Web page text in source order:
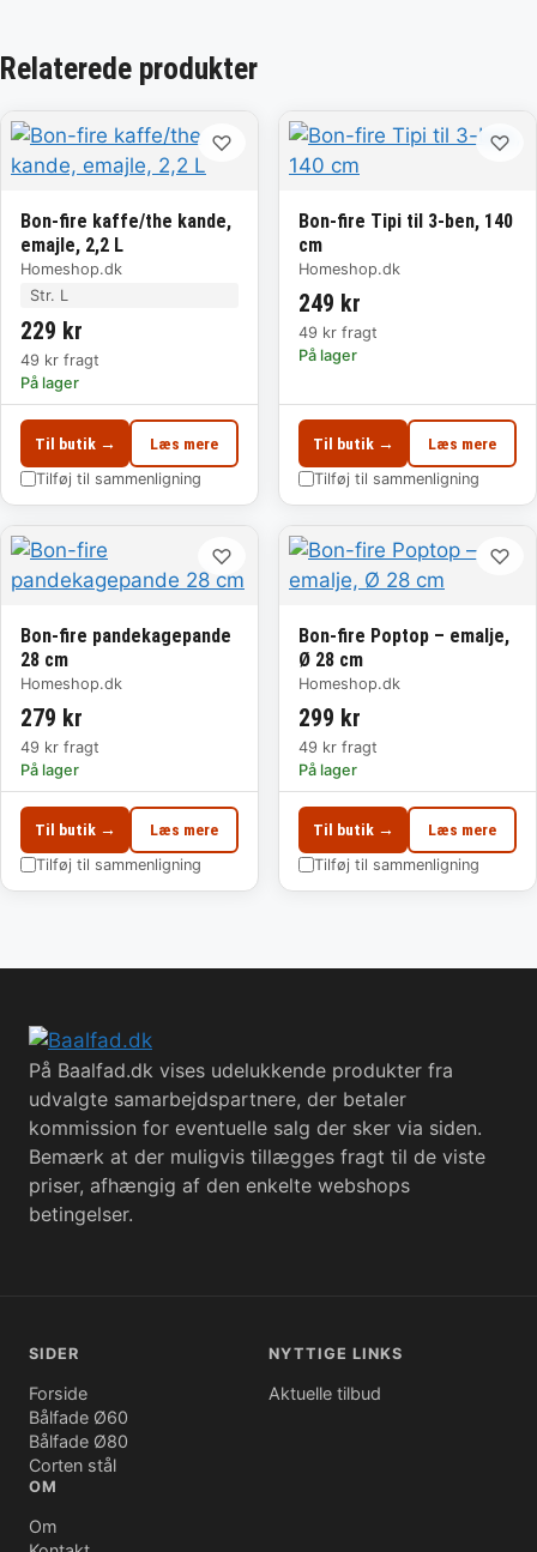
Relaterede produkter
♡
Bon-fire kaffe/the kande,
emajle, 2,2 L
Homeshop.dk
Str. L
229 kr
49 kr fragt
På lager
Til butik → Læs mere
Tilføj til sammenligning
♡
Bon-fire Tipi til 3-ben, 140
cm
Homeshop.dk
249 kr
49 kr fragt
På lager
Til butik → Læs mere
Tilføj til sammenligning
♡
Bon-fire pandekagepande
28 cm
Homeshop.dk
279 kr
49 kr fragt
På lager
Til butik → Læs mere
Tilføj til sammenligning
♡
Bon-fire Poptop – emalje,
Ø 28 cm
Homeshop.dk
299 kr
49 kr fragt
På lager
Til butik → Læs mere
Tilføj til sammenligning
På Baalfad.dk vises udelukkende produkter fra
udvalgte samarbejdspartnere, der betaler
kommission for eventuelle salg der sker via siden.
Bemærk at der muligvis tillægges fragt til de viste
priser, afhængig af den enkelte webshops
betingelser.
SIDER
Forside
Bålfade Ø60
Bålfade Ø80
Corten stål
NYTTIGE LINKS
Aktuelle tilbud
OM
Om